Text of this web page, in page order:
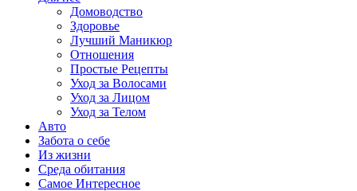
Домоводство
Здоровье
Лучший Маникюр
Отношения
Простые Рецепты
Уход за Волосами
Уход за Лицом
Уход за Телом
Авто
Забота о себе
Из жизни
Среда обитания
Самое Интересное